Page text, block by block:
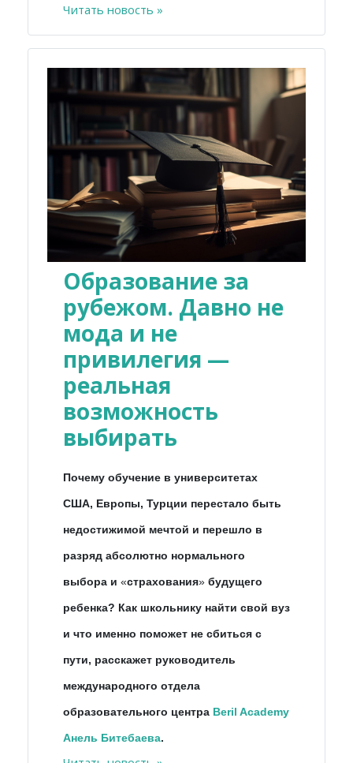
Читать новость »
Образование за
рубежом. Давно не
мода и не
привилегия —
реальная
возможность
выбирать
Почему обучение в университетах
США, Европы, Турции перестало быть
недостижимой мечтой и перешло в
разряд абсолютно нормального
выбора и «страхования» будущего
ребенка? Как школьнику найти свой вуз
и что именно поможет не сбиться с
пути, расскажет руководитель
международного отдела
образовательного центра Beril Academy
Анель Битебаева.